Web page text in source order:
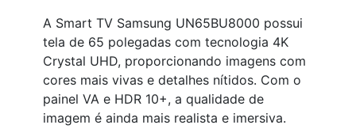
A Smart TV Samsung UN65BU8000 possui
tela de 65 polegadas com tecnologia 4K
Crystal UHD, proporcionando imagens com
cores mais vivas e detalhes nítidos. Com o
painel VA e HDR 10+, a qualidade de
imagem é ainda mais realista e imersiva.